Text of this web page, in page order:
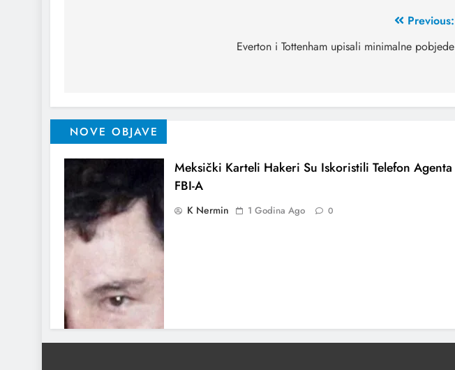
Previous:
Everton i Tottenham upisali minimalne pobjede
NOVE OBJAVE
Meksički Karteli Hakeri Su Iskoristili Telefon Agenta
FBI-A
K Nermin 1 Godina Ago 0